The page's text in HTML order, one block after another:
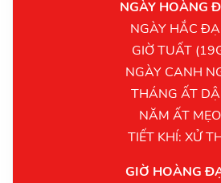
NGÀY HOÀNG
NGÀY HẮC
GIỜ TUẤT
NGÀY CANH
THÁNG ẤT
NĂM ẤT MẸO
TIẾT KHÍ: XỬ
GIỜ HOÀNG